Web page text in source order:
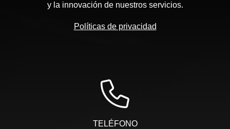
y la innovación de nuestros servicios.
Políticas de privacidad
TELÉFONO